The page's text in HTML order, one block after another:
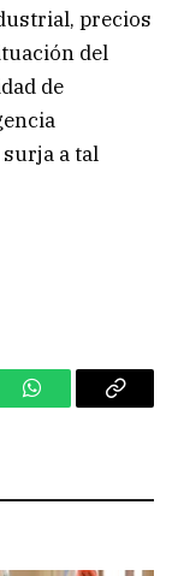
precios
del
de
a tal
WhatsAppCopy